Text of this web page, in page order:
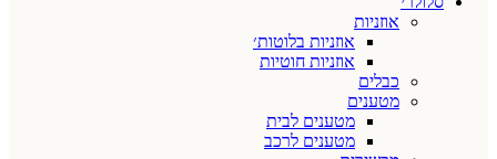
אוזניות
אוזניות בלוטות׳
אוזניות חוטיות
כבלים
מטענים
מטענים לבית
מטענים לרכב